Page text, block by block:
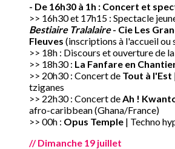
- De 16h30 à 1h : Concert et
>> 16h30 et 17h15 : Spectacle
Bestiaire Tralalaire- Cie Les
Fleuves (inscriptions à l'accueil ou
>> 18h : Discours et ouverture de
>> 18h30 : La Fanfare en
>> 20h30 : Concert de Tout à l'Est
tziganes
>> 22h30 : Concert deAh !
afro-caribbean (Ghana/France)
>> 00h : Opus Temple | Techno
// Dimanche 19 juillet